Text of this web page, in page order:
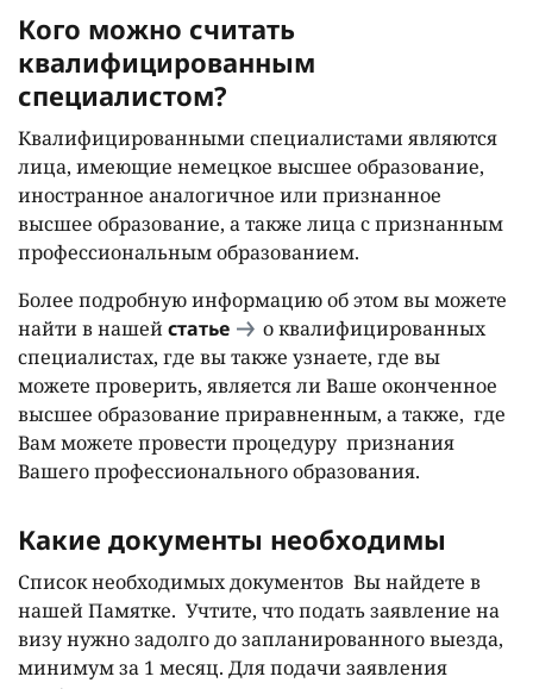
Кого можно считать
квалифицированным
специалистом?
Квалифицированными специалистами являются
лица, имеющие немецкое высшее образование,
иностранное аналогичное или признанное
высшее образование, а также лица с признанным
профессиональным образованием.
Более подробную информацию об этом вы можете
найти в нашейстатье
о квалифицированных
специалистах, где вы также узнаете, где вы
можете проверить, является ли Ваше оконченное
высшее образование приравненным, а также, где
Вам можете провести процедуру признания
Вашего профессионального образования.
Какие документы необходимы
Список необходимых документов Вы найдете в
нашей Памятке. Учтите, что подать заявление на
визу нужно задолго до запланированного выезда,
минимум за 1 месяц. Для подачи заявления